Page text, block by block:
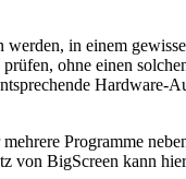
in einem
ohne einen
Hardware-
Programme
von BigScreen kann